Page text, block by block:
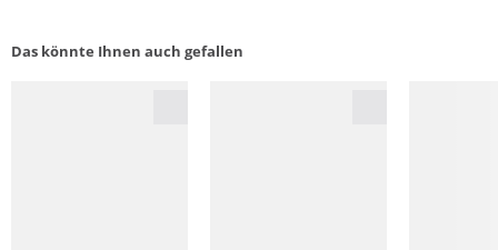
Das könnte Ihnen auch gefallen